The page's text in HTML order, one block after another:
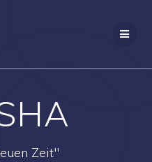
Zeit"